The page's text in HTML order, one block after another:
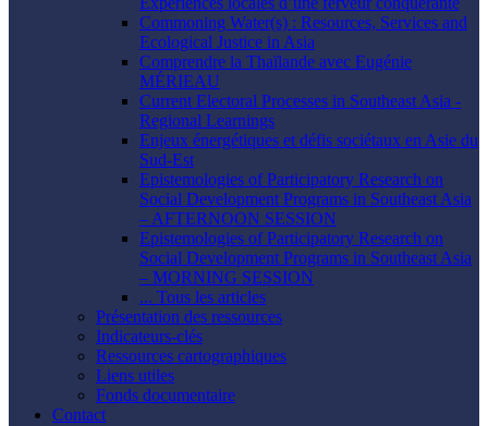
Commoning Water(s) : Resources, Services and
Ecological Justice in Asia
Comprendre la Thaïlande avec Eugénie
MÉRIEAU
Current Electoral Processes in Southeast Asia -
Regional Learnings
Enjeux énergétiques et défis sociétaux en Asie du
Sud-Est
Epistemologies of Participatory Research on
Social Development Programs in Southeast Asia
– AFTERNOON SESSION
Epistemologies of Participatory Research on
Social Development Programs in Southeast Asia
– MORNING SESSION
... Tous les articles
Présentation des ressources
Indicateurs-clés
Ressources cartographiques
Liens utiles
Fonds documentaire
Contact